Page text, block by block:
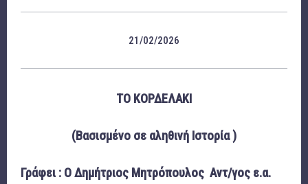
21/02/2026
ΤΟ ΚΟΡΔΕΛΑΚΙ
(Βασισμένο σε αληθινή Ιστορία )
Γράφει : Ο Δημήτριος Μητρόπουλος Αντ/γος ε.α.